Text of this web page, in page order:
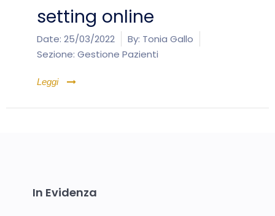
setting online
Date: 25/03/2022 By: Tonia Gallo
Sezione: Gestione Pazienti
Leggi
In Evidenza